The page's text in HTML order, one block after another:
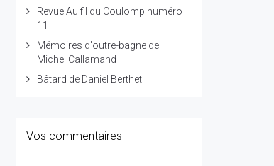
Revue Au fil du Coulomp numéro
11
Mémoires d'outre-bagne de
Michel Callamand
Bâtard de Daniel Berthet
Vos commentaires